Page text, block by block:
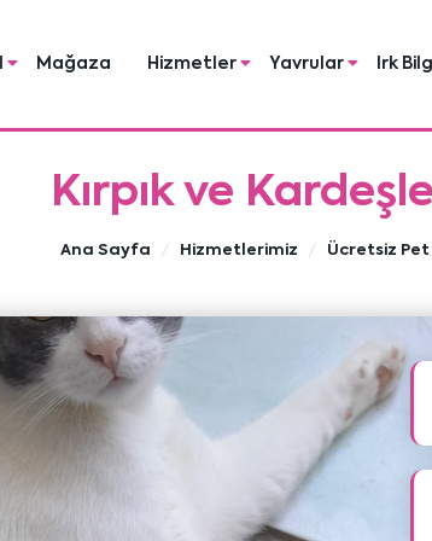
Mağaza Hizmetler Yavrular Irk
Kırpık ve
Ana Sayfa Hizmetlerimiz Ücretsiz